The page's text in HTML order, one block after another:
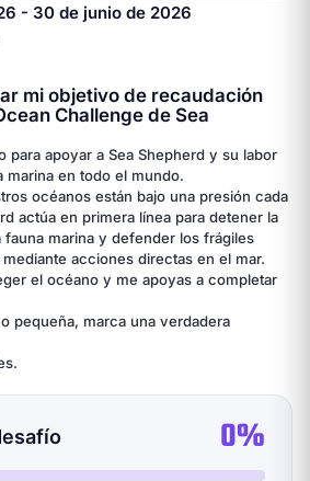
- 30 de junio de 2026
mi objetivo de recaudación
Challenge de Sea
para apoyar a Sea Shepherd y su labor
en todo el mundo.
océanos están bajo una presión cada
actúa en primera línea para detener la
fauna marina y defender los frágiles
acciones directas en el mar.
el océano y me apoyas a completar
pequeña, marca una verdadera
0%